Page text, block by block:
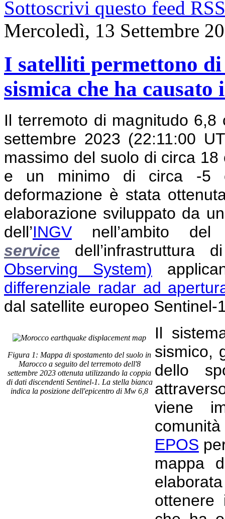
Sottoscrivi questo feed RSS
Mercoledì, 13 Settembre
I satelliti permettono
sismica che ha
Il terremoto di magnitudo 6,8
settembre 2023 (22:11:00
massimo del suolo di circa
e un minimo di circa -5
deformazione è stata
elaborazione sviluppato da
dell’INGV nell’ambito
service
Observing System)
differenziale radar ad
dal satellite europeo Sentinel-
Figura 1: Mappa di spostamento del suolo in
Marocco a seguito del terremoto dell'8
settembre 2023 ottenuta utilizzando la coppia
di dati discendenti Sentinel-1. La stella bianca
indica la posizione dell'epicentro di Mw 6,8
Il
sismico,
dello
viene
EPOS
mappa
ottenere